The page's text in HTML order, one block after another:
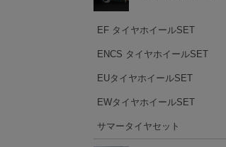
EF タイヤホイールSET
ENCS タイヤホイールSET
EUタイヤホイールSET
EWタイヤホイールSET
サマータイヤセット